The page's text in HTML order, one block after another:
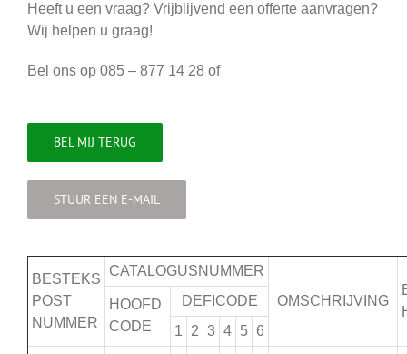
Heeft u een vraag? Vrijblijvend een offerte aanvragen?
Wij helpen u graag!
Bel ons op 085 – 877 14 28 of
BEL MIJ TERUG
STUUR EEN E-MAIL
BESTEKS
POST
NUMMER
CATALOGUSNUMMER
OMSCHRIJVING
HOOFD
CODE
DEFICODE
1
2 3 4 5 6